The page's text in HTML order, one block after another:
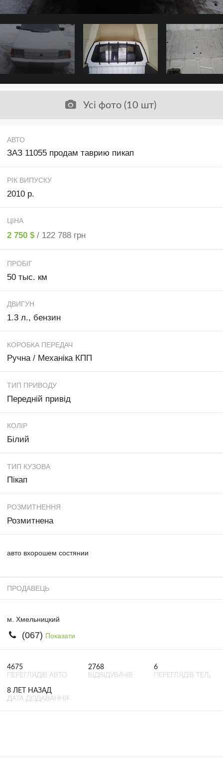
Усі фото (10 шт)
АВТО
ЗАЗ 11055 продам таврию пикап
РІК ВИПУСКУ
2010 р.
ЦІНА
2 750 $ / 122 788 грн
ПРОБІГ
50 тыс. км
ДВИГУН
1.3 л., бензин
КОРОБКА ПЕРЕДАЧ
Ручна / Механіка КПП
ТИП ПРИВОДУ
Передній привід
КОЛІР
Білий
ТИП КУЗОВА
Пікап
РОЗМИТНЕННЯ
Розмитнена
авто вхорошем состянии
ПРОДАВЕЦЬ
м. Хмельницкий
(067) Показати
4675
ПЕРЕГЛЯДІВ АВТО
2768
ВІДВІДУВАЧІВ
6
ПЕРЕГЛЯДІВ ТЕЛ.
8 ЛЕТ НАЗАД
ДАТА ДОДАВАННЯ